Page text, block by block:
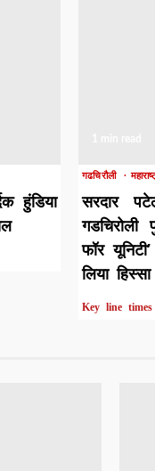
हुंडिया
गढचिरौली
सरदार
फॉर
लिया हिस्सा
Key line times